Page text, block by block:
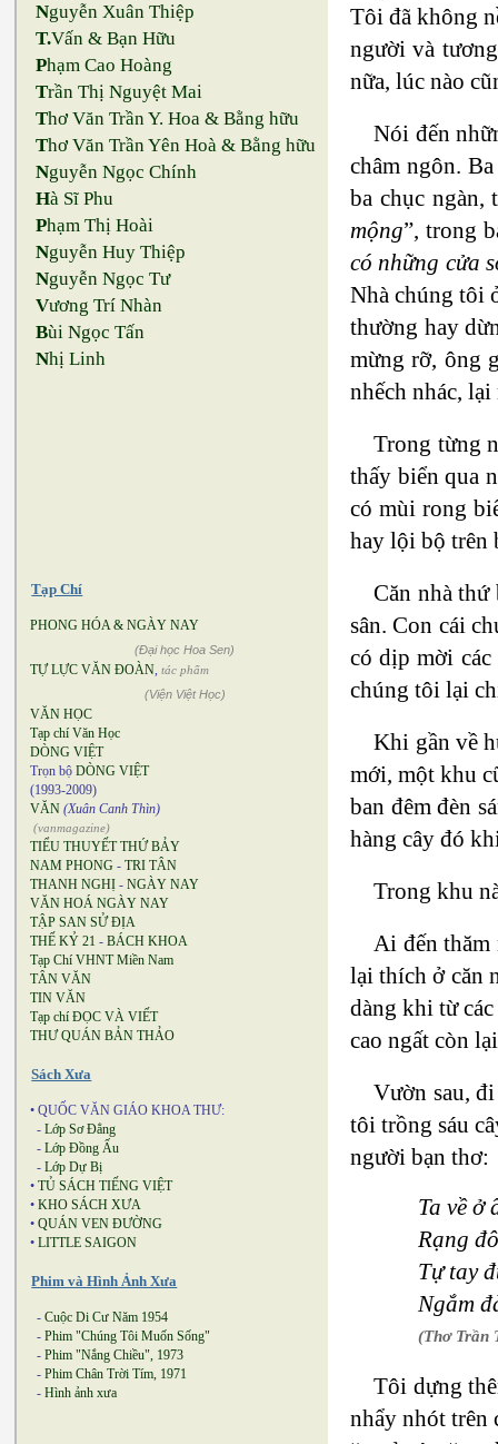
Nguyễn Xuân Thiệp
T.Vấn & Bạn Hữu
Phạm Cao Hoàng
Trần Thị Nguyệt Mai
Thơ Văn Trần Y. Hoa & Bằng hữu
Thơ Văn Trần Yên Hoà & Bằng hữu
Nguyễn Ngọc Chính
Hà Sĩ Phu
Phạm Thị Hoài
Nguyễn Huy Thiệp
Nguyễn Ngọc Tư
Vương Trí Nhàn
Bùi Ngọc Tấn
Nhị Linh
Tạp Chí
PHONG HÓA & NGÀY NAY
(Đại học Hoa Sen)
TỰ LỰC VĂN ĐOÀN, tác phẩm
(Viện Việt Học)
VĂN HỌC
Tạp chí Văn Học
DÒNG VIỆT
Trọn bộ DÒNG VIỆT
(1993-2009)
VĂN (Xuân Canh Thìn)
(vanmagazine)
TIỂU THUYẾT THỨ BẢY
NAM PHONG - TRI TÂN
THANH NGHỊ - NGÀY NAY
VĂN HOÁ NGÀY NAY
TẬP SAN SỬ ĐỊA
THẾ KỶ 21 - BÁCH KHOA
Tạp Chí VHNT Miền Nam
TÂN VĂN
TIN VĂN
Tạp chí ĐỌC VÀ VIẾT
THƯ QUÁN BẢN THẢO
Sách Xưa
• QUỐC VĂN GIÁO KHOA THƯ:
- Lớp Sơ Đẳng
- Lớp Đồng Ấu
- Lớp Dự Bị
• TỦ SÁCH TIẾNG VIỆT
• KHO SÁCH XƯA
• QUÁN VEN ĐƯỜNG
• LITTLE SAIGON
Phim và Hình Ảnh Xưa
- Cuộc Di Cư Năm 1954
- Phim "Chúng Tôi Muốn Sống"
- Phim "Nắng Chiều", 1973
- Phim Chân Trời Tím, 1971
- Hình ảnh xưa
Tôi đã không
người và
nữa, lúc nào
Nói đến
châm ngôn.
ba chục ngàn,
mộng”, trong
có những cửa
Nhà chúng tôi
thường hay
mừng rỡ, ông
nhếch nhác,
Trong từng
thấy biển qua
có mùi rong
hay lội bộ trên
Căn nhà
sân. Con cái
có dịp mời các
chúng tôi lại
Khi gần về
mới, một khu
ban đêm đèn
hàng cây đó
Trong khu
Ai đến thăm
lại thích ở căn
dàng khi từ
cao ngất còn
Vườn sau,
tôi trồng sáu
người bạn thơ:
Ta về ở
Rạng
Tự tay
Ngắm
(Thơ Trần
Tôi dựng
nhẩy nhót trên